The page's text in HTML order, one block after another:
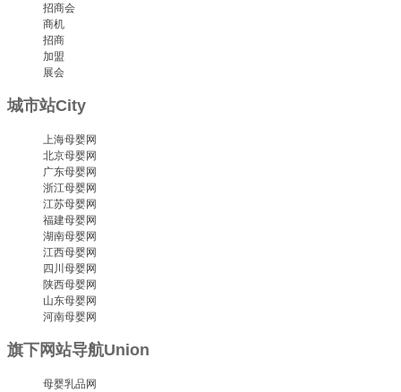
招商会
商机
招商
加盟
展会
城市站City
上海母婴网
北京母婴网
广东母婴网
浙江母婴网
江苏母婴网
福建母婴网
湖南母婴网
江西母婴网
四川母婴网
陕西母婴网
山东母婴网
河南母婴网
旗下网站导航Union
母婴乳品网